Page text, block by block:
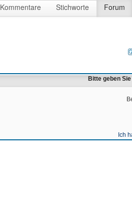
Kommentare Stichworte Forum
Bitte geben
Ich